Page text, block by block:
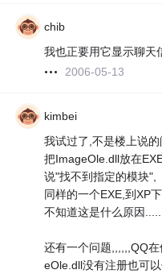
chib
我也正要用它显示聊天
2006-05-13
kimbei
我试过了,不是楼上说的
把ImageOle.dll放在
说"找不到指定的模块",
同样的一个EXE,到XP
不知道这是什么原因
还有一个问题,,,,,,QQ
eOle.dll没有注册也可